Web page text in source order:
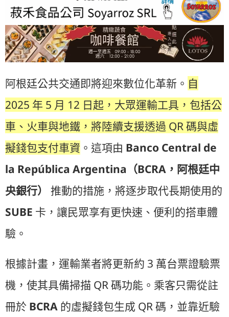
阿根廷公共交通即將迎來數位化革新。 自
2025 年 5 月 12 日起，大眾運輸工具，包括公
車、火車與地鐵，將陸續支援透過 QR 碼與虛
擬錢包支付車資 。這項由 Banco Central de
la República Argentina（BCRA，阿根廷中
央銀行）
推動的措施，將逐步取代長期使用的
SUBE 卡，讓民眾享有更快速、便利的搭車體
驗。
根據計畫，運輸業者將更新約 3 萬台票證驗票
機，使其具備掃描 QR 碼功能。乘客只需從註
冊於 BCRA 的虛擬錢包生成 QR 碼，並靠近驗